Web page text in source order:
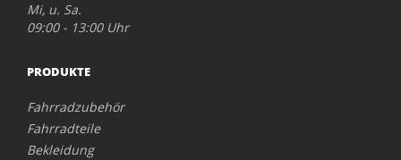
Mi, u. Sa.
09:00 - 13:00 Uhr
PRODUKTE
Fahrradzubehör
Fahrradteile
Bekleidung